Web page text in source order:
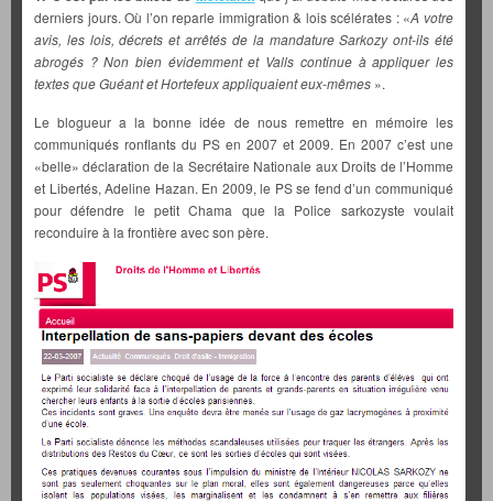
derniers jours. Où l’on reparle immigration & lois scélérates : «A votre
avis, les lois, décrets et arrêtés de la mandature Sarkozy ont-ils été
abrogés ? Non bien évidemment et Valls continue à appliquer les
textes que Guéant et Hortefeux appliquaient eux-mêmes ».
Le blogueur a la bonne idée de nous remettre en mémoire les
communiqués ronflants du PS en 2007 et 2009. En 2007 c’est une
«belle» déclaration de la Secrétaire Nationale aux Droits de l’Homme
et Libertés, Adeline Hazan. En 2009, le PS se fend d’un communiqué
pour défendre le petit Chama que la Police sarkozyste voulait
reconduire à la frontière avec son père.